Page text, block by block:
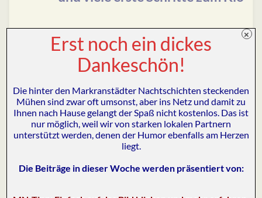
Grade mal neun Fotos mit ihrem Konterfei hat die
Markranstädter Bürgermeisterin dem Volke im jüngsten
der nächsten Wahl! Jetzt fragt sich der homo marcransis
besorgt: Schwächelt sie etwa, so kurz vorm Endkampf
um die Titelverteidigung? Die Antwort: Klares Nein! Am
13. Mai wird das neue Stadtbad …
Weiterlesen
Erst noch ein dickes
Dankeschön!
Die hinter den Markranstädter Nachtschichten steckenden
Mühen sind zwar oft umsonst, aber ins Netz und damit zu
Ihnen nach Hause gelangt der Spaß nicht kostenlos. Das ist
nur möglich, weil wir von starken lokalen Partnern
unterstützt werden, denen der Humor ebenfalls am Herzen
liegt.
Die Beiträge in dieser Woche werden präsentiert von:
×